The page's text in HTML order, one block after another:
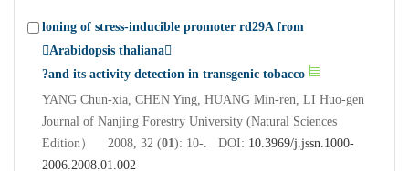
loning of stress-inducible promoter rd29A from
Arabidopsis thaliana
?and its activity detection in transgenic tobacco
YANG Chun-xia, CHEN Ying, HUANG Min-ren, LI Huo-gen
Journal of Nanjing Forestry University (Natural Sciences
Edition） 2008, 32 (01): 10-. DOI: 10.3969/j.jssn.1000-
2006.2008.01.002